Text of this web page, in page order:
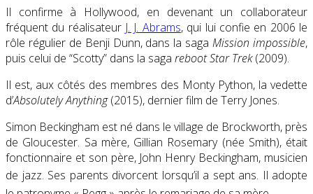
Il confirme à Hollywood, en devenant un collaborateur
fréquent du réalisateur J. J. Abrams, qui lui confie en 2006 le
rôle régulier de Benji Dunn, dans la sagaMission impossible,
puis celui de “Scotty” dans la saga rebootStar Trek(2009).
Il est, aux côtés des membres des Monty Python, la vedette
d’Absolutely Anything(2015), dernier film de Terry Jones.
Simon Beckingham est né dans le village de Brockworth, près
de Gloucester. Sa mère, Gillian Rosemary (née Smith), était
fonctionnaire et son père, John Henry Beckingham, musicien
de jazz. Ses parents divorcent lorsqu’il a sept ans. Il adopte